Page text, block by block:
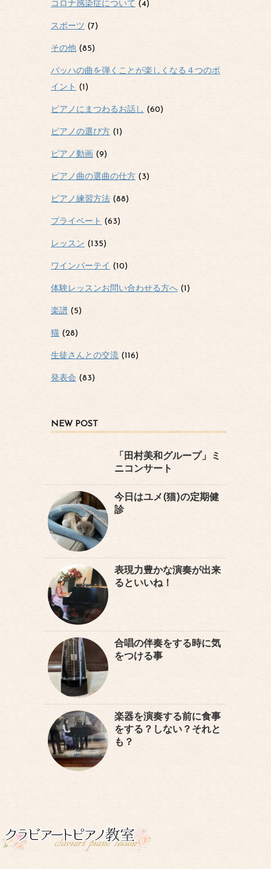
コロナ感染症について (4)
スポーツ (7)
その他 (85)
バッハの曲を弾くことが楽しくなる４つのポ
イント (1)
ピアノにまつわるお話し (60)
ピアノの選び方 (1)
ピアノ動画 (9)
ピアノ曲の選曲の仕方 (3)
ピアノ練習方法 (88)
プライベート (63)
レッスン (135)
ワインパーテイ (10)
体験レッスンお問い合わせる方へ (1)
楽譜 (5)
猫 (28)
生徒さんとの交流 (116)
発表会 (83)
NEW POST
「田村美和グループ」ミ
ニコンサート
今日はユメ(猫)の定期健
診
表現力豊かな演奏が出来
るといいね！
合唱の伴奏をする時に気
をつける事
楽器を演奏する前に食事
をする？しない？それと
も？